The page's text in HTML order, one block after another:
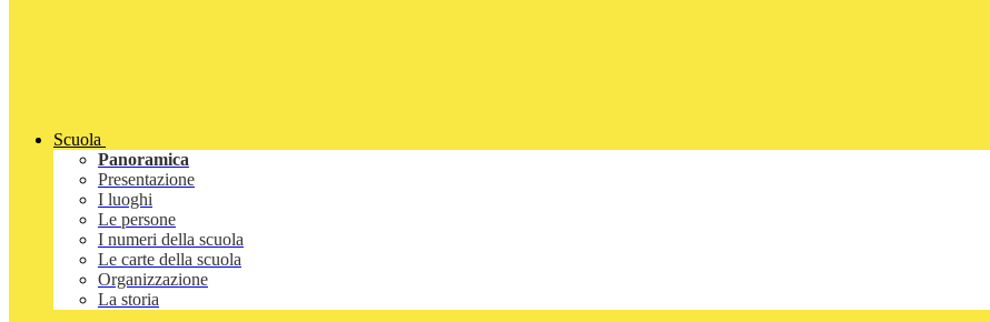
Scuola
Panoramica
Presentazione
I luoghi
Le persone
I numeri della scuola
Le carte della scuola
Organizzazione
La storia